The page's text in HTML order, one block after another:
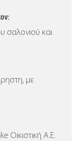
σαλονιού και
με
Οικιστική Α.Ε.